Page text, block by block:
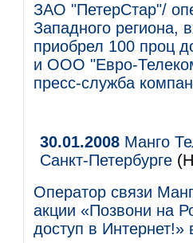
ЗАО "ПетерСтар"/
Западного региона,
приобрел 100 проц
и ООО "Евро-
пресс-служба
30.01.2008 Манго
Санкт-Петербурге
Оператор связи
акции «Позвони на
доступ в Интернет!»